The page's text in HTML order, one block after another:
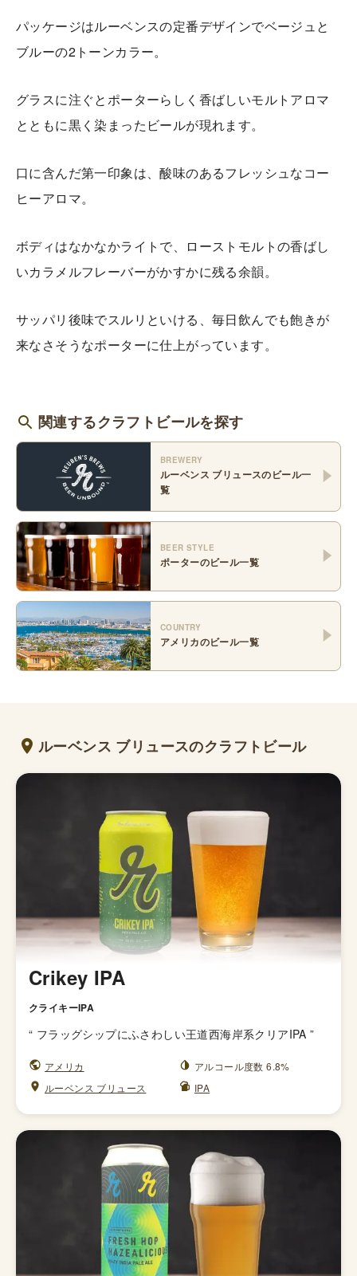
パッケージはルーベンスの定番デザインでベージュと
ブルーの2トーンカラー。
グラスに注ぐとポーターらしく香ばしいモルトアロマ
とともに黒く染まったビールが現れます。
口に含んだ第一印象は、酸味のあるフレッシュなコー
ヒーアロマ。
ボディはなかなかライトで、ローストモルトの香ばし
いカラメルフレーバーがかすかに残る余韻。
サッパリ後味でスルリといける、毎日飲んでも飽きが
来なさそうなポーターに仕上がっています。
関連するクラフトビールを探す
BREWERY
ルーベンス ブリュースのビール一
覧
BEER STYLE
ポーターのビール一覧
COUNTRY
アメリカのビール一覧
ルーベンス ブリュースのクラフトビール
Crikey IPA
クライキーIPA
“ フラッグシップにふさわしい王道西海岸系クリアIPA ”
アメリカ
アルコール度数 6.8%
ルーベンス ブリュース
IPA